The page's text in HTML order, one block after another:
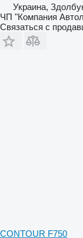
Украина,
ЧП "Компания
Связаться с
СONTOUR F750